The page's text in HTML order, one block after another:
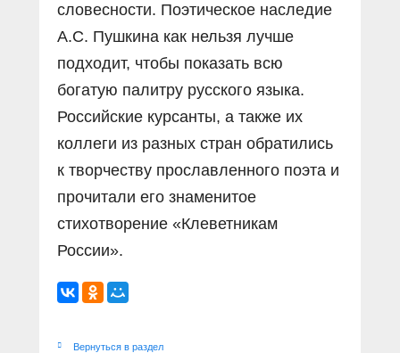
словесности. Поэтическое наследие
А.С. Пушкина как нельзя лучше
подходит, чтобы показать всю
богатую палитру русского языка.
Российские курсанты, а также их
коллеги из разных стран обратились
к творчеству прославленного поэта и
прочитали его знаменитое
стихотворение «Клеветникам
России».
Вернуться в раздел